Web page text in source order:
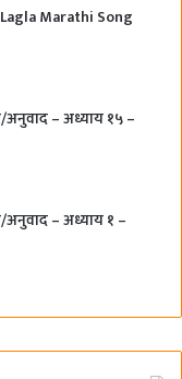
Marathi Song
अनुवाद – अध्याय १५ –
अनुवाद – अध्याय १ –